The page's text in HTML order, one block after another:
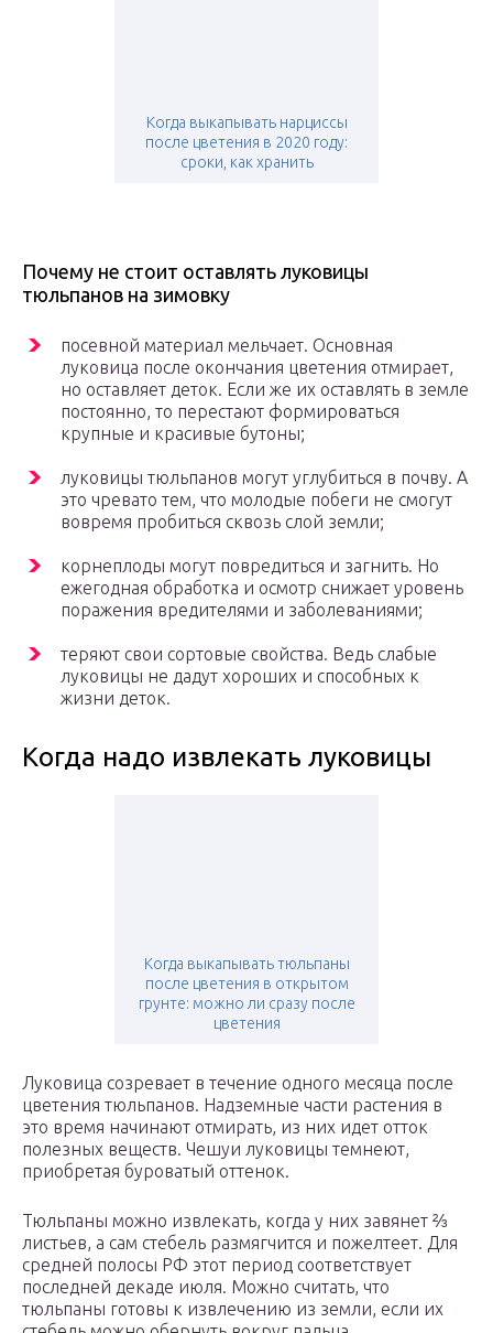
Когда выкапывать нарциссы
после цветения в 2020 году:
сроки, как хранить
Почему не стоит оставлять луковицы
тюльпанов на зимовку
посевной материал мельчает. Основная
луковица после окончания цветения отмирает,
но оставляет деток. Если же их оставлять в земле
постоянно, то перестают формироваться
крупные и красивые бутоны;
луковицы тюльпанов могут углубиться в почву. А
это чревато тем, что молодые побеги не смогут
вовремя пробиться сквозь слой земли;
корнеплоды могут повредиться и загнить. Но
ежегодная обработка и осмотр снижает уровень
поражения вредителями и заболеваниями;
теряют свои сортовые свойства. Ведь слабые
луковицы не дадут хороших и способных к
жизни деток.
Когда надо извлекать луковицы
Когда выкапывать тюльпаны
после цветения в открытом
грунте: можно ли сразу после
цветения
Луковица созревает в течение одного месяца после
цветения тюльпанов. Надземные части растения в
это время начинают отмирать, из них идет отток
полезных веществ. Чешуи луковицы темнеют,
приобретая буроватый оттенок.
Тюльпаны можно извлекать, когда у них завянет ⅔
листьев, а сам стебель размягчится и пожелтеет. Для
средней полосы РФ этот период соответствует
последней декаде июля. Можно считать, что
тюльпаны готовы к извлечению из земли, если их